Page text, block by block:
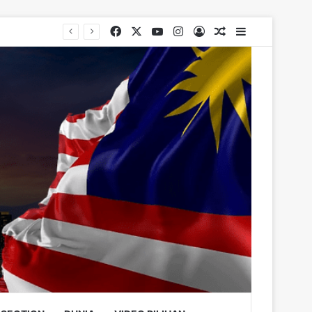
Facebook YouTubeInstagram
Log InRandom Article